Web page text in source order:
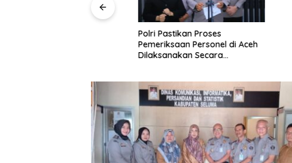
Polri Pastikan Proses
Pemeriksaan Personel di Aceh
Dilaksanakan Secara